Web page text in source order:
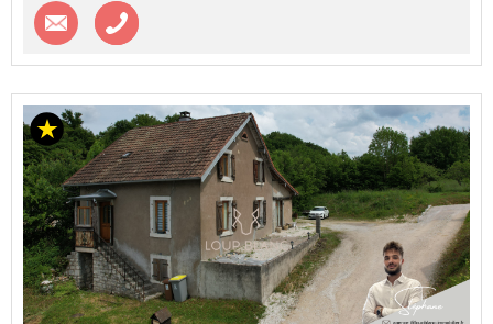
Contacter l'agence